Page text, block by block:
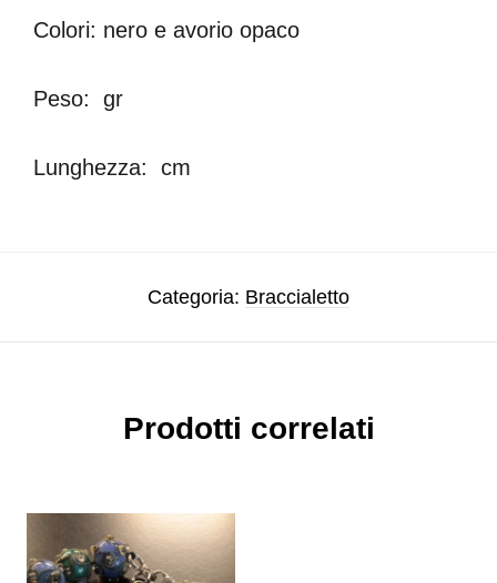
Colori: nero e avorio opaco
Peso: gr
Lunghezza: cm
Categoria: Braccialetto
Prodotti correlati